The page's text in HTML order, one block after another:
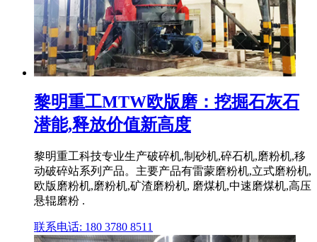
黎明重工MTW欧版磨：挖掘石灰石
潜能,释放价值新高度
黎明重工科技专业生产破碎机,制砂机,碎石机,磨粉机,移
动破碎站系列产品。主要产品有雷蒙磨粉机,立式磨粉机,
欧版磨粉机,磨粉机,矿渣磨粉机, 磨煤机,中速磨煤机,高压
悬辊磨粉 .
联系电话: 180 3780 8511